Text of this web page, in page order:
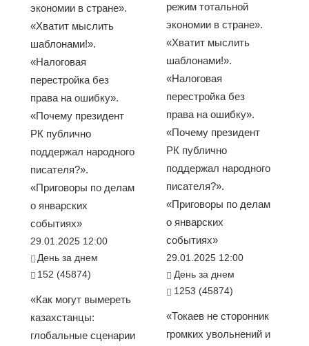
экономии в стране».
«Хватит мыслить
шаблонами!».
«Налоговая
перестройка без
права на ошибку».
«Почему президент
РК публично
поддержал народного
писателя?».
«Приговоры по делам
о январских
событиях»
29.01.2025 12:00
День за днем
152 (45874)
«Как могут вымереть
казахстанцы:
глобальные сценарии
режим тотальной
экономии в стране».
«Хватит мыслить
шаблонами!».
«Налоговая
перестройка без
права на ошибку».
«Почему президент
РК публично
поддержал народного
писателя?».
«Приговоры по делам
о январских
событиях»
29.01.2025 12:00
День за днем
1253 (45874)
«Токаев не сторонник
громких увольнений и